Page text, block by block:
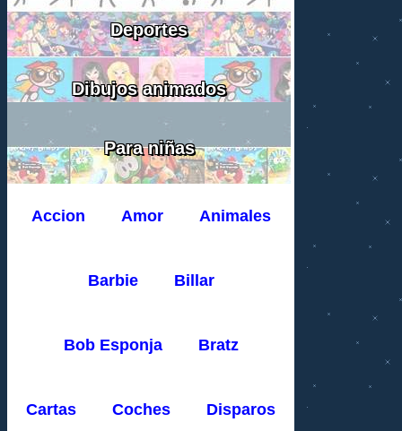
Deportes
Dibujos animados
Para niñas
Accion Amor Animales
Barbie Billar
Bob Esponja Bratz
Cartas Coches Disparos